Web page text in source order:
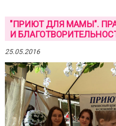
"ПРИЮТ ДЛЯ МАМЫ".
И
25.05.2016